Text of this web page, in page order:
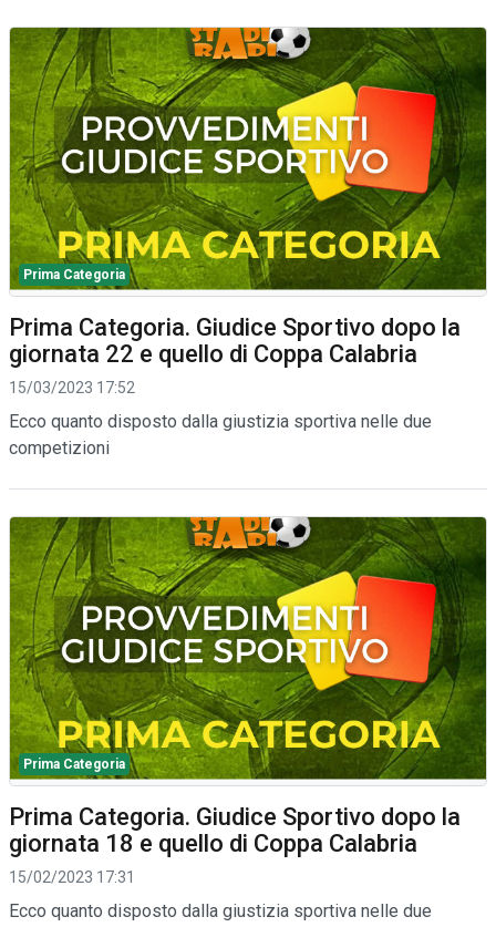
Prima Categoria
Prima Categoria. Giudice Sportivo dopo la
giornata 22 e quello di Coppa Calabria
15/03/2023 17:52
Ecco quanto disposto dalla giustizia sportiva nelle due
competizioni
Prima Categoria
Prima Categoria. Giudice Sportivo dopo la
giornata 18 e quello di Coppa Calabria
15/02/2023 17:31
Ecco quanto disposto dalla giustizia sportiva nelle due